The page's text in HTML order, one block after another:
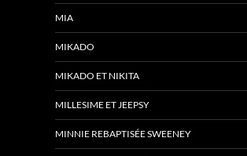
MIA
MIKADO
MIKADO ET NIKITA
MILLESIME ET JEEPSY
MINNIE REBAPTISÉE SWEENEY